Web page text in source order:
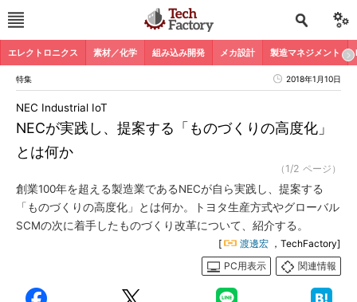
エレクトロニクス 素材／化学 組み込み開発 メカ設計 製造マネジメント
特集 2018年1月10日
NECが実践し、提案する「ものづくりの高度化」
とは何か
NEC Industrial IoT
（1/2 ページ）
創業100年を超える製造業であるNECが自ら実践し、提案する
「ものづくりの高度化」とは何か。トヨタ生産方式やグローバル
SCMの次に着手したものづくり改革について、紹介する。
[ 渡邊宏 ，TechFactory]
PC用表示
関連情報